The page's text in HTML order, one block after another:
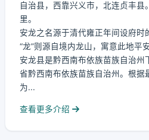
自治县，西靠兴义市，北连贞丰县
里。
安龙之名源于清代雍正年间设府时
“龙”则源自境内龙山，寓意此地平
安龙县是黔西南布依族苗族自治州
省黔西南布依族苗族自治州。根据
为...
查看更多介绍